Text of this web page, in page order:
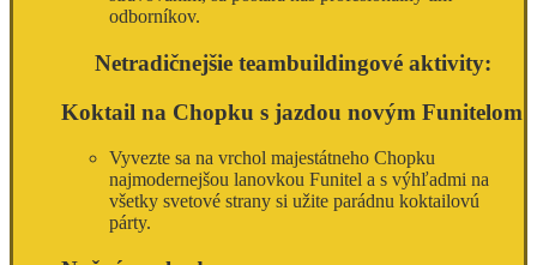
odborníkov.
Netradičnejšie teambuildingové aktivity:
Koktail na Chopku s jazdou novým Funitelom
Vyvezte sa na vrchol majestátneho Chopku
najmodernejšou lanovkou Funitel a s výhľadmi na
všetky svetové strany si užite parádnu koktailovú
párty.